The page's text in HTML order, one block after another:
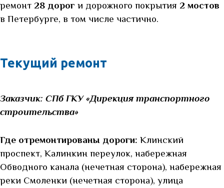
ремонт 28 дорог и дорожного покрытия 2 мостов
в Петербурге, в том числе частично.
Текущий ремонт
Заказчик: СПб ГКУ «Дирекция транспортного
строительства»
Где отремонтированы дороги: Клинский
проспект, Калинкин переулок, набережная
Обводного канала (нечетная сторона), набережная
реки Смоленки (нечетная сторона), улица